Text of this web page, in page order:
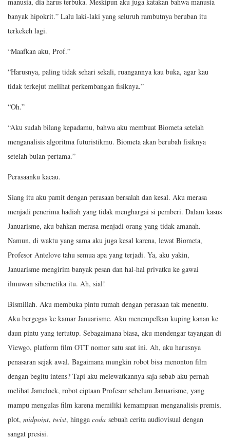
manusia, dia harus terbuka. Meskipun aku juga katakan bahwa manusia
banyak hipokrit.” Lalu laki-laki yang seluruh rambutnya beruban itu
terkekeh lagi.
“Maafkan aku, Prof.”
“Harusnya, paling tidak sehari sekali, ruangannya kau buka, agar kau
tidak terkejut melihat perkembangan fisiknya.”
“Oh.”
“Aku sudah bilang kepadamu, bahwa aku membuat Biometa setelah
menganalisis algoritma futuristikmu. Biometa akan berubah fisiknya
setelah bulan pertama.”
Perasaanku kacau.
Siang itu aku pamit dengan perasaan bersalah dan kesal. Aku merasa
menjadi penerima hadiah yang tidak menghargai si pemberi. Dalam kasus
Januarisme, aku bahkan merasa menjadi orang yang tidak amanah.
Namun, di waktu yang sama aku juga kesal karena, lewat Biometa,
Profesor Antelove tahu semua apa yang terjadi. Ya, aku yakin,
Januarisme mengirim banyak pesan dan hal-hal privatku ke gawai
ilmuwan sibernetika itu. Ah, sial!
Bismillah. Aku membuka pintu rumah dengan perasaan tak menentu.
Aku bergegas ke kamar Januarisme. Aku menempelkan kuping kanan ke
daun pintu yang tertutup. Sebagaimana biasa, aku mendengar tayangan di
Viewgo, platform film OTT nomor satu saat ini. Ah, aku harusnya
penasaran sejak awal. Bagaimana mungkin robot bisa menonton film
dengan begitu intens? Tapi aku melewatkannya saja sebab aku pernah
melihat Jamclock, robot ciptaan Profesor sebelum Januarisme, yang
mampu mengulas film karena memiliki kemampuan menganalisis premis,
plot, midpoint, twist, hingga coda sebuah cerita audiovisual dengan
sangat presisi.